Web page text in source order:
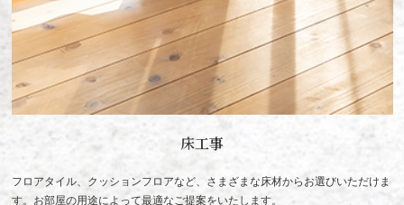
床工事
フロアタイル、クッションフロアなど、さまざまな床材からお選びいただけま
す。お部屋の用途によって最適なご提案をいたします。